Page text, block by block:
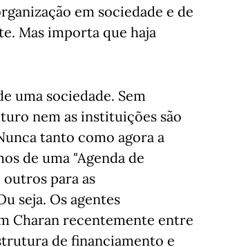
em sociedade e de
Mas importa que haja
uma sociedade. Sem
nem as instituições são
tanto como agora a
de uma "Agenda de
para as
seja. Os agentes
Charan recentemente entre
de financiamento e